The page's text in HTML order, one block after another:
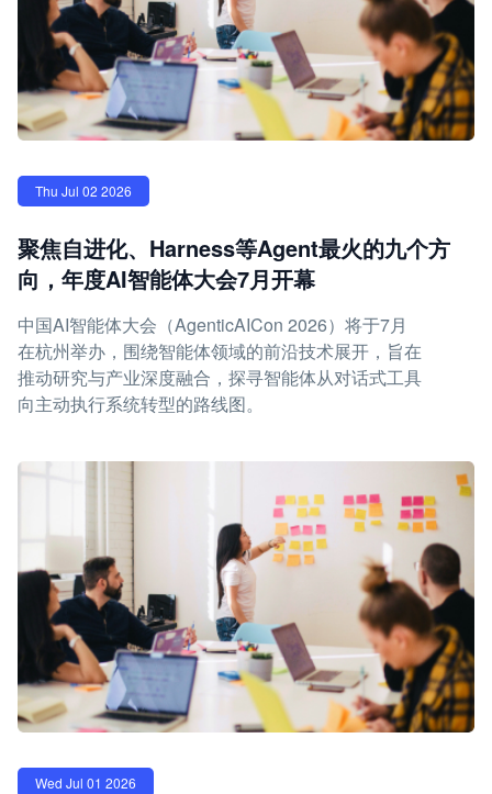
Thu Jul 02 2026
聚焦自进化、Harness等Agent最火的九个方
向，年度AI智能体大会7月开幕
中国AI智能体大会（AgenticAICon 2026）将于7月
在杭州举办，围绕智能体领域的前沿技术展开，旨在
推动研究与产业深度融合，探寻智能体从对话式工具
向主动执行系统转型的路线图。
Wed Jul 01 2026